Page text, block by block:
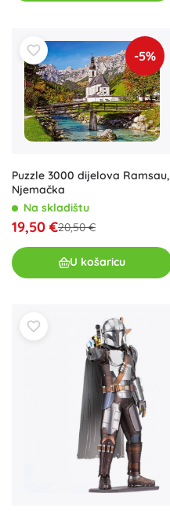
-5%
Puzzle 3000 dijelova Ramsau,
Njemačka
Na skladištu
19,50 €20,50 €
U košaricu